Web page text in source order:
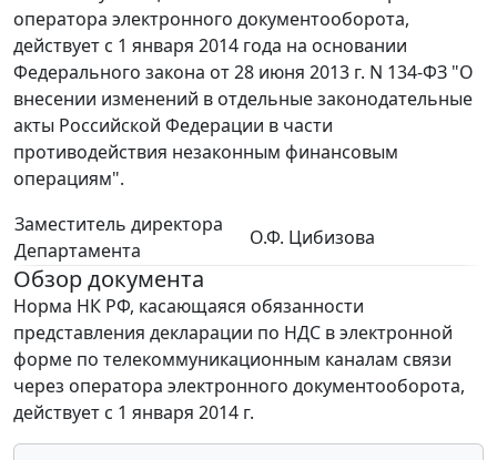
оператора электронного документооборота,
действует с 1 января 2014 года на основании
Федерального закона от 28 июня 2013 г. N 134-ФЗ "О
внесении изменений в отдельные законодательные
акты Российской Федерации в части
противодействия незаконным финансовым
операциям".
Заместитель директора
Департамента
О.Ф. Цибизова
Обзор документа
Норма НК РФ, касающаяся обязанности
представления декларации по НДС в электронной
форме по телекоммуникационным каналам связи
через оператора электронного документооборота,
действует с 1 января 2014 г.